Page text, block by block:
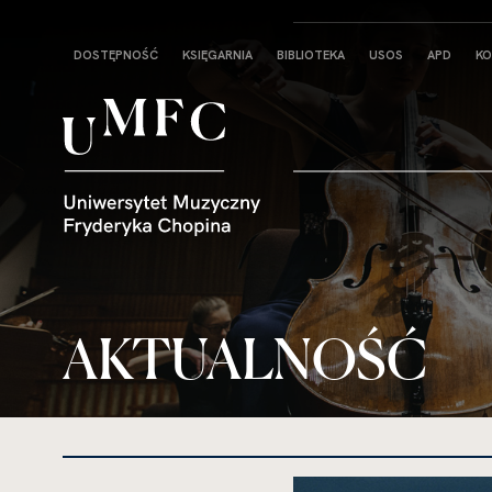
Strona
DOSTĘPNOŚĆ KSIĘGARNIA BIBLIOTEKA USOS APD
AKTUALNOŚĆ